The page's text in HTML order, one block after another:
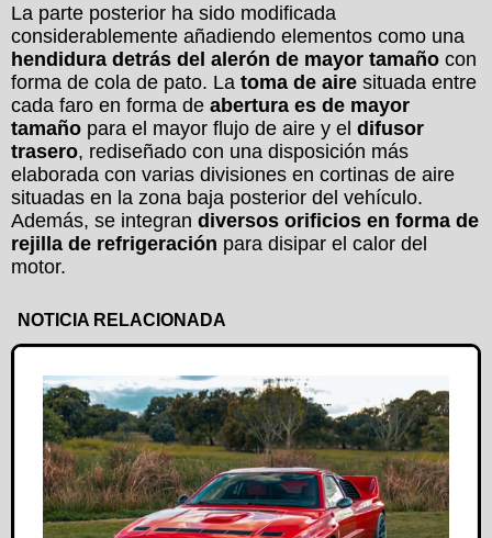
La parte posterior ha sido modificada
considerablemente añadiendo elementos como una
hendidura detrás del alerón de mayor tamaño con
forma de cola de pato. La toma de aire situada entre
cada faro en forma de abertura es de mayor
tamaño para el mayor flujo de aire y el difusor
trasero, rediseñado con una disposición más
elaborada con varias divisiones en cortinas de aire
situadas en la zona baja posterior del vehículo.
Además, se integran diversos orificios en forma de
rejilla de refrigeración para disipar el calor del
motor.
NOTICIA RELACIONADA